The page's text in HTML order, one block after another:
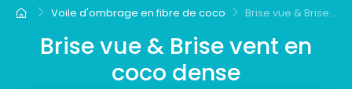
Voile d'ombrage en fibre de coco Brise vue & Brise...
Brise vue & Brise vent en
coco dense